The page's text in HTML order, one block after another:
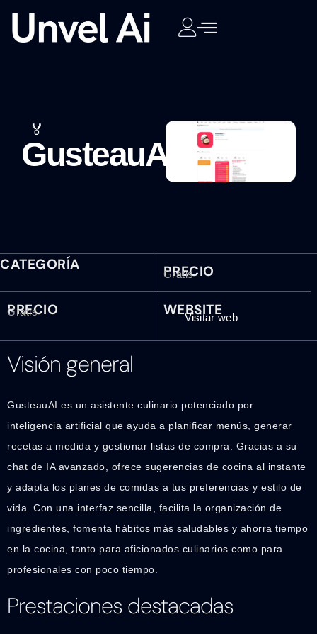
🏅
GusteauAI
CATEGORÍA PRECIO
Gratis
PRECIO
Gratis WEBSITE
Visitar web
Visión general
GusteauAI es un asistente culinario potenciado por
inteligencia artificial que ayuda a planificar menús, generar
recetas a medida y gestionar listas de compra. Gracias a su
chat de IA avanzado, ofrece sugerencias de cocina al instante
y adapta los planes de comidas a tus preferencias y estilo de
vida. Con una interfaz sencilla, facilita la organización de
ingredientes, fomenta hábitos más saludables y ahorra tiempo
en la cocina, tanto para aficionados culinarios como para
profesionales con poco tiempo.
Prestaciones destacadas